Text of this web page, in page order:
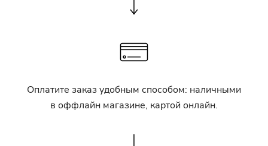
Оплатите заказ удобным способом: наличными
в оффлайн магазине, картой онлайн.